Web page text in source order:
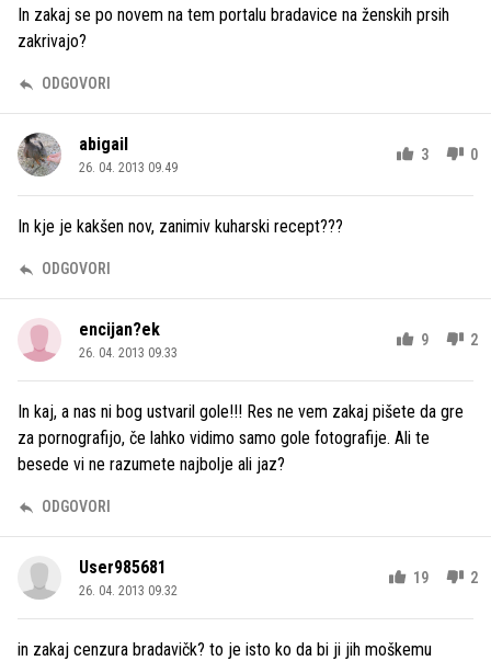
In zakaj se po novem na tem portalu bradavice na ženskih prsih
zakrivajo?
ODGOVORI
abigail
26. 04. 2013 09.49
3 0
In kje je kakšen nov, zanimiv kuharski recept???
ODGOVORI
encijan?ek
26. 04. 2013 09.33
9 2
In kaj, a nas ni bog ustvaril gole!!! Res ne vem zakaj pišete da gre
za pornografijo, če lahko vidimo samo gole fotografije. Ali te
besede vi ne razumete najbolje ali jaz?
ODGOVORI
User985681
26. 04. 2013 09.32
19 2
in zakaj cenzura bradavičk? to je isto ko da bi ji jih moškemu